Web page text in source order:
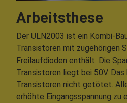
Arbeitsthese
Der ULN2003 ist ein Kombi-
Transistoren mit zugehörigen
Freilaufdioden enthält. Die
Transistoren liegt bei 50V.
Transistoren nicht getötet.
erhöhte Eingangsspannung zu